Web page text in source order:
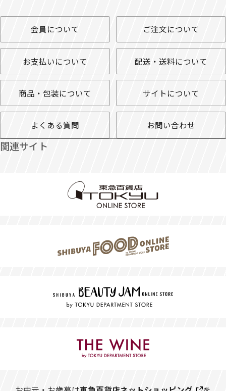
会員について ご注文について
お支払いについて 配送・送料について
商品・包装について サイトについて
よくある質問 お問い合わせ
関連サイト